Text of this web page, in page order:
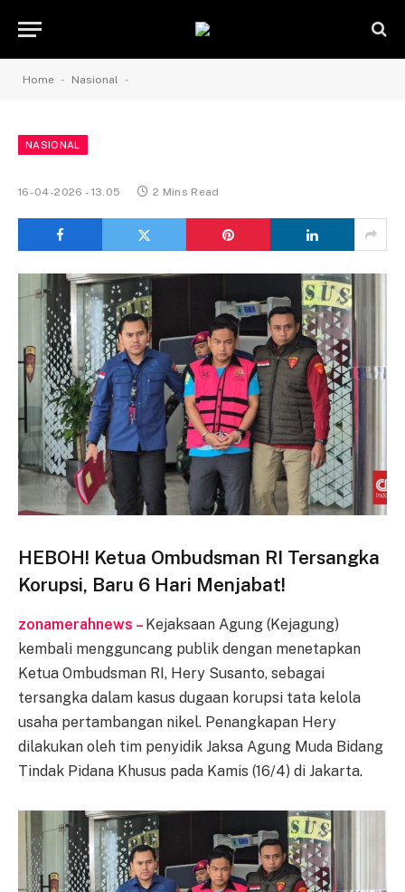
Home - Nasional -
NASIONAL
16-04-2026 - 13.05 2 Mins Read
HEBOH! Ketua Ombudsman RI Tersangka
Korupsi, Baru 6 Hari Menjabat!
zonamerahnews – Kejaksaan Agung (Kejagung)
kembali mengguncang publik dengan menetapkan
Ketua Ombudsman RI, Hery Susanto, sebagai
tersangka dalam kasus dugaan korupsi tata kelola
usaha pertambangan nikel. Penangkapan Hery
dilakukan oleh tim penyidik Jaksa Agung Muda Bidang
Tindak Pidana Khusus pada Kamis (16/4) di Jakarta.